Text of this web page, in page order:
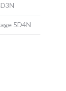
5D4N